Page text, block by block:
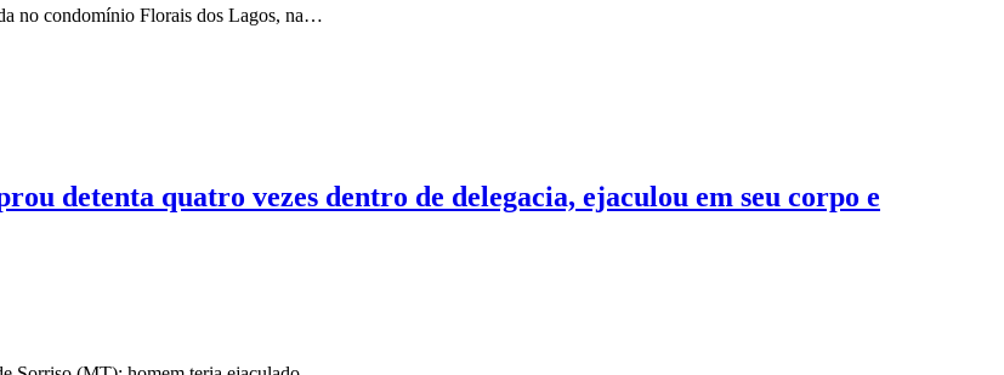
no condomínio Florais dos Lagos, na…
detenta quatro vezes dentro de delegacia, ejaculou em seu corpo e